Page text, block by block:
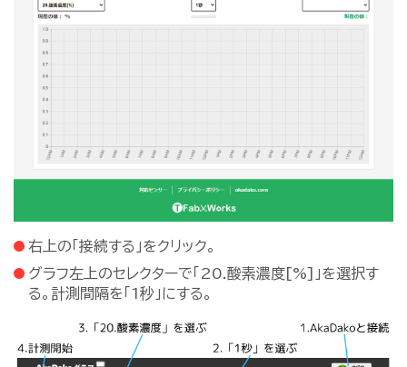
右上の「接続する」をクリック。
グラフ左上のセレクターで「20.酸素濃度[%]」を選択す
る。計測間隔を「1秒」にする。